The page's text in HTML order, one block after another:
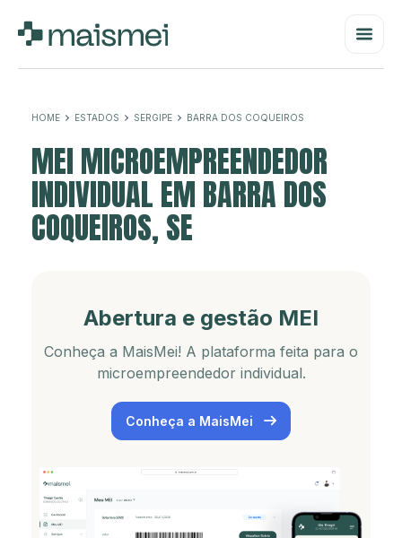
HOME ESTADOS SERGIPE BARRA DOS COQUEIROS
MEI MICROEMPREENDEDOR
INDIVIDUAL EM BARRA DOS
COQUEIROS, SE
Abertura e gestão MEI
Conheça a MaisMei! A plataforma feita para o
microempreendedor individual.
Conheça a MaisMei